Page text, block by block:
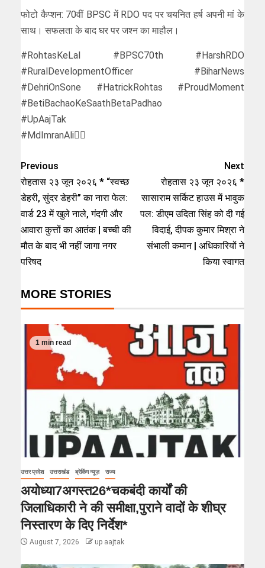
फोटो कैप्शन: 70वीं BPSC में RDO पद पर चयनित हर्ष अपनी मां के
साथ। सफलता के बाद घर पर जश्न का माहौल।
#RohtasKeLal #BPSC70th #HarshRDO
#RuralDevelopmentOfficer #BiharNews
#DehriOnSone #HatrickRohtas #ProudMoment
#BetiBachaoKeSaathBetaPadhao
#UpAajTak
#MdImranAli✍🏻
Previous
रोहतास २३ जून २०२६ * “स्वच्छ
डेहरी, सुंदर डेहरी” का नारा फेल:
वार्ड 23 में खुले नाले, गंदगी और
आवारा कुत्तों का आतंक | बच्ची की
मौत के बाद भी नहीं जागा नगर
परिषद
Next
रोहतास २३ जून २०२६ *
सासाराम सर्किट हाउस में भावुक
पल: डीएम उदिता सिंह को दी गई
विदाई, दीपक कुमार मिश्रा ने
संभाली कमान | अधिकारियों ने
किया स्वागत
MORE STORIES
1 min read
उत्तर प्रदेश उत्तराखंड ब्रेकिंग न्यूज़ राज्य
अयोध्या7अगस्त26*चकबंदी कार्यों की
जिलाधिकारी ने की समीक्षा,पुराने वादों के शीघ्र
निस्तारण के दिए निर्देश*
August 7, 2026 up aajtak